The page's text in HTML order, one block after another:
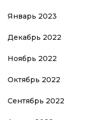
Январь 2023
Декабрь 2022
Ноябрь 2022
Октябрь 2022
Сентябрь 2022